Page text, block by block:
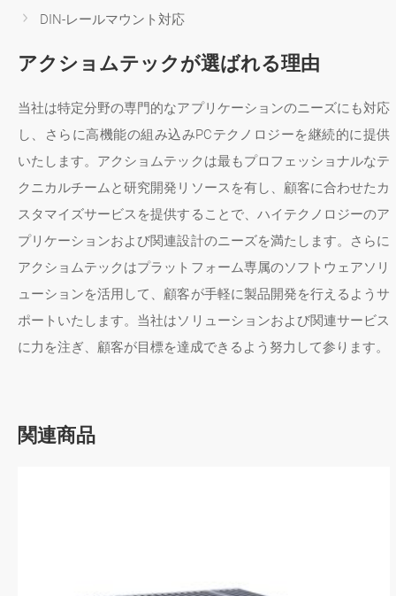
DIN-レールマウント対応
アクショムテックが選ばれる理由
当社は特定分野の専門的なアプリケーションのニーズにも対応
し、さらに高機能の組み込みPCテクノロジーを継続的に提供
いたします。アクショムテックは最もプロフェッショナルなテ
クニカルチームと研究開発リソースを有し、顧客に合わせたカ
スタマイズサービスを提供することで、ハイテクノロジーのア
プリケーションおよび関連設計のニーズを満たします。さらに
アクショムテックはプラットフォーム専属のソフトウェアソリ
ューションを活用して、顧客が手軽に製品開発を行えるようサ
ポートいたします。当社はソリューションおよび関連サービス
に力を注ぎ、顧客が目標を達成できるよう努力して参ります。
関連商品